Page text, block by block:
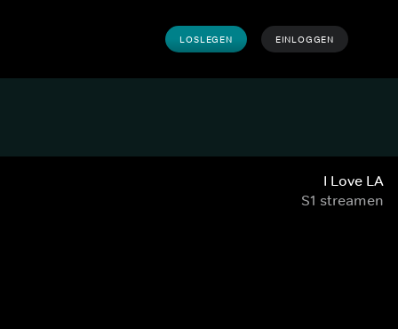
LOSLEGEN EINLOGGEN
I Love LA
S1 streamen